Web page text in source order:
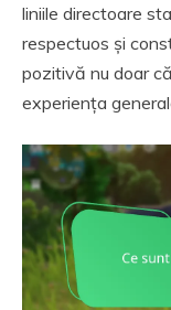
liniile directoare
respectuos și
pozitivă nu doar
experiența